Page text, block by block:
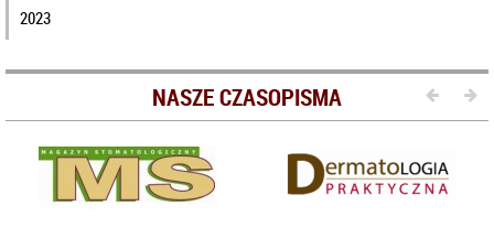
2023
NASZE CZASOPISMA